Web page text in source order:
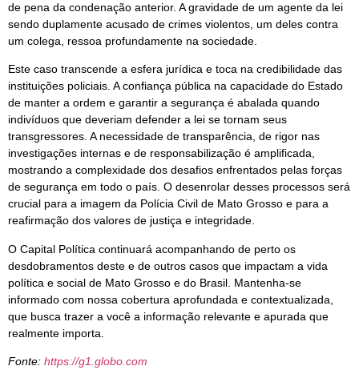
de pena da condenação anterior. A gravidade de um agente da lei
sendo duplamente acusado de crimes violentos, um deles contra
um colega, ressoa profundamente na sociedade.
Este caso transcende a esfera jurídica e toca na credibilidade das
instituições policiais. A confiança pública na capacidade do Estado
de manter a ordem e garantir a segurança é abalada quando
indivíduos que deveriam defender a lei se tornam seus
transgressores. A necessidade de transparência, de rigor nas
investigações internas e de responsabilização é amplificada,
mostrando a complexidade dos desafios enfrentados pelas forças
de segurança em todo o país. O desenrolar desses processos será
crucial para a imagem da Polícia Civil de Mato Grosso e para a
reafirmação dos valores de justiça e integridade.
O Capital Política continuará acompanhando de perto os
desdobramentos deste e de outros casos que impactam a vida
política e social de Mato Grosso e do Brasil. Mantenha-se
informado com nossa cobertura aprofundada e contextualizada,
que busca trazer a você a informação relevante e apurada que
realmente importa.
Fonte: https://g1.globo.com